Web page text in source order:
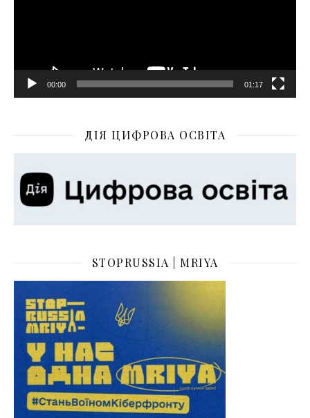
00:00 01:17
ДІЯ ЦИФРОВА ОСВІТА
STOPRUSSIA | MRIYA